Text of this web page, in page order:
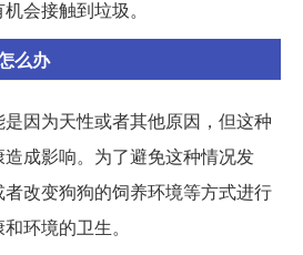
会接触到垃圾。
么办
因为天性或者其他原因，但这种
成影响。为了避免这种情况发
改变狗狗的饲养环境等方式进行
环境的卫生。